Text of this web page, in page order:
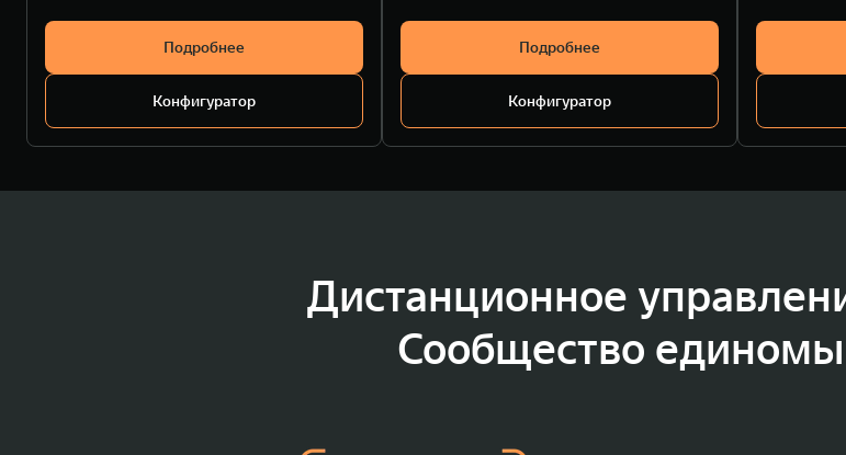
Подробнее
Конфигуратор
Подробнее
Конфигуратор
Дистанционное
Сообщество